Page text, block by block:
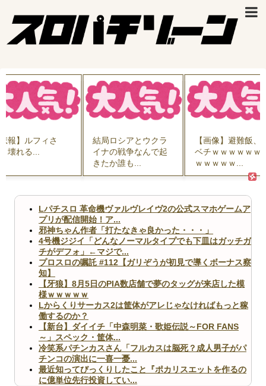
報】ルフィさ
壊れる...
結局ロシアとウクラ
イナの戦争なんで起
きたか誰も...
【画像】避難飯、
ベチｗｗｗｗｗｗ
ｗｗｗｗｗ...
Lパチスロ 革命機ヴァルヴレイヴ2の公式スマホゲームア
プリが配信開始！ア...
邪神ちゃん作者「打たなきゃ良かった・・・」
4号機ジジイ「どんなノーマルタイプでも下皿はガッチガ
チがデフォ」←マジで...
プロスロの嘱託 #112【ガリぞうが初見で導くボーナス察
知】
【牙狼】8月5日のPIA数店舗で夢のタッグが来店した模
様ｗｗｗｗｗ
Lからくりサーカス2は筐体がアレじゃなければもっと稼
働するのか？
【新台】ダイイチ「中森明菜・歌姫伝説～FOR FANS
～」スペック・筐体...
冷笑系パチンカスさん「フルカスは脳死？成人男子がパ
チンコの演出に一喜一憂...
最近知ってびっくりしたこと『ポカリスエットを作るの
に億単位先行投資してい...